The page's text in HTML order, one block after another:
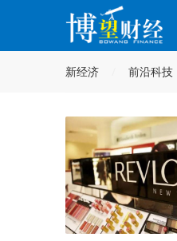
新经济 前沿科技